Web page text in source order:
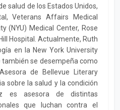
salud de los Estados Unidos,
Veterans Affairs Medical
(NYU) Medical Center, Rose
Hospital. Actualmente, Ruth
en la New York University
se desempeña como
de Bellevue Literary
sobre la salud y la condición
es asesora de distintas
que luchan contra el